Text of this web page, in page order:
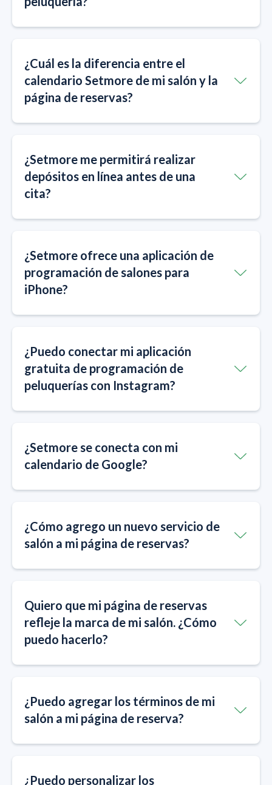
¿Cuál es la diferencia entre el
calendario Setmore de mi salón y la
página de reservas?
¿Setmore me permitirá realizar
depósitos en línea antes de una
cita?
¿Setmore ofrece una aplicación de
programación de salones para
iPhone?
¿Puedo conectar mi aplicación
gratuita de programación de
peluquerías con Instagram?
¿Setmore se conecta con mi
calendario de Google?
¿Cómo agrego un nuevo servicio de
salón a mi página de reservas?
Quiero que mi página de reservas
refleje la marca de mi salón. ¿Cómo
puedo hacerlo?
¿Puedo agregar los términos de mi
salón a mi página de reserva?
¿Puedo personalizar los